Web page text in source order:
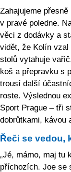
Zahajujeme
v pravé poledne.
věci z dodávky a
vidět, že Kolín vzal
stolů vytahuje
koš a přepravku s
trousí další
roste. Výslednou
Sport Prague – tři
dobrůtkami, kávou
Řeči se vedou,
„Jé, mámo, maj tu
příchozích. Joe se